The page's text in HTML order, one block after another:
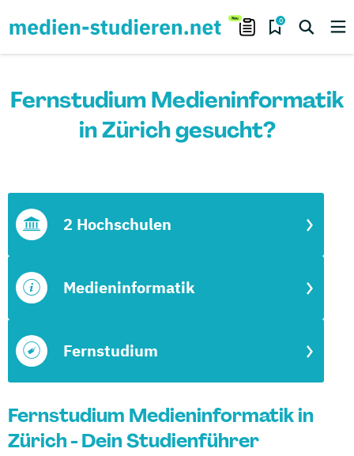
0
Fernstudium Medieninformatik
in Zürich gesucht?
Fernstudium
Medieninformatik
2 Hochschulen
Fernstudium Medieninformatik in
Zürich - Dein Studienführer